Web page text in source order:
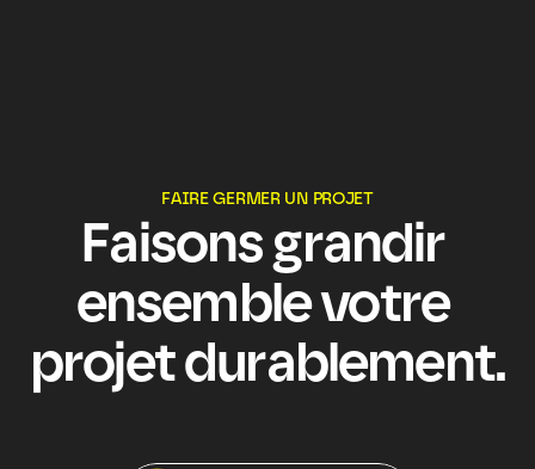
FAIRE GERMER UN PROJET
Faisons grandir
ensemble votre
projet durablement.